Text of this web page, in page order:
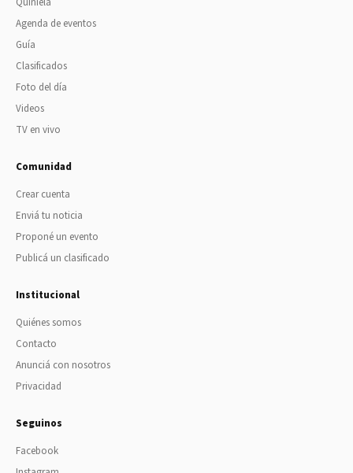
Agenda de eventos
Guía
Clasificados
Foto del día
Videos
TV en vivo
Comunidad
Crear cuenta
Enviá tu noticia
Proponé un evento
Publicá un clasificado
Institucional
Quiénes somos
Contacto
Anunciá con nosotros
Privacidad
Seguinos
Facebook